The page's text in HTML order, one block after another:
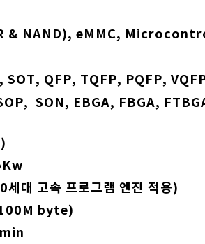
& NAND), eMMC,
QFP, TQFP, PQFP,
FBGA, FTBGA,
프로그램 엔진 적용)
byte)